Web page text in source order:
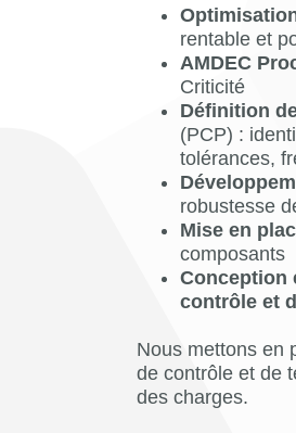
rentable et
AMDEC
Criticité
Définition
(PCP) :
tolérances,
robustesse
Mise en
composants
Conception
contrôle et
Nous mettons en
de contrôle et de
des charges.